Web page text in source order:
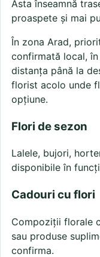
Asta înseamnă
proaspete și mai
În zona Arad,
confirmată local,
distanța până la
florist acolo unde
opțiune.
Flori de sezon
Lalele, bujori,
disponibile în
Cadouri cu flori
Compoziții florale
sau produse
confirma.